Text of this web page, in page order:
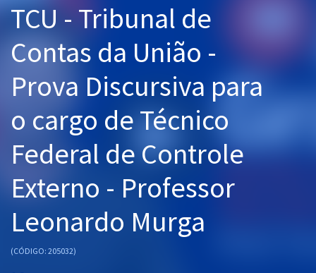
Cursos 20% OFF
Pós
Graduação
OAB
Mentorias
Questões grátis
TCU - Tribunal de
Contas da União -
Prova Discursiva para
o cargo de Técnico
Federal de Controle
Externo - Professor
Leonardo Murga
(CÓDIGO: 205032)